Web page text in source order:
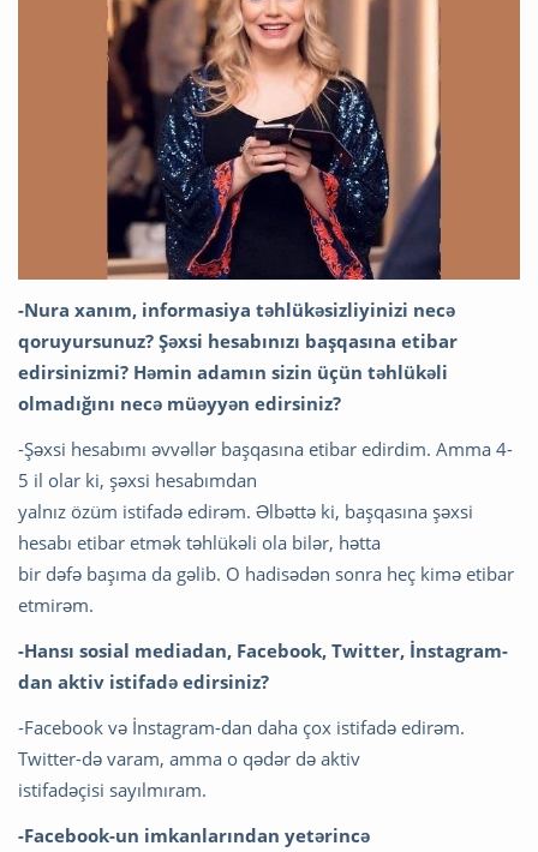
-Nura xanım, informasiya təhlükəsizliyinizi necə
qoruyursunuz? Şəxsi hesabınızı başqasına etibar
edirsinizmi? Həmin adamın sizin üçün təhlükəli
olmadığını necə müəyyən edirsiniz?
-Şəxsi hesabımı əvvəllər başqasına etibar edirdim. Amma 4-
5 il olar ki, şəxsi hesabımdan
yalnız özüm istifadə edirəm. Əlbəttə ki, başqasına şəxsi
hesabı etibar etmək təhlükəli ola bilər, hətta
bir dəfə başıma da gəlib. O hadisədən sonra heç kimə etibar
etmirəm.
-Hansı sosial mediadan, Facebook, Twitter, İnstagram-
dan aktiv istifadə edirsiniz?
-Facebook və İnstagram-dan daha çox istifadə edirəm.
Twitter-də varam, amma o qədər də aktiv
istifadəçisi sayılmıram.
-Facebook-un imkanlarından yetərincə